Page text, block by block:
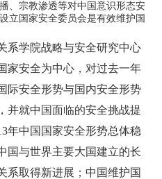
、宗教渗透等对中国意识形态安
立国家安全委员会是有效维护国
学院战略与安全研究中心
家安全为中心，对过去一年
际安全形势与国内安全形势
并就中国面临的安全挑战提
年中国国家安全形势总体稳
国与世界主要大国建立的长
系取得新进展；中国维护国